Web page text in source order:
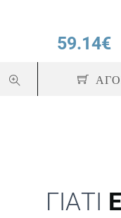
59.14€
ΓΙΑΤΙ